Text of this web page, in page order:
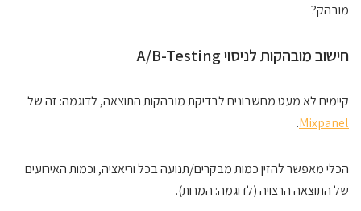
מובהק?
חישוב מובהקות לניסוי A/B-Testing
קיימים לא מעט מחשבונים לבדיקת מובהקות התוצאה, לדוגמה: זה של
Mixpanel
.
הכלי מאפשר להזין כמות מבקרים/תנועה בכל וריאציה, וכמות האירועים
של התוצאה הרצויה (לדוגמה: המרות).